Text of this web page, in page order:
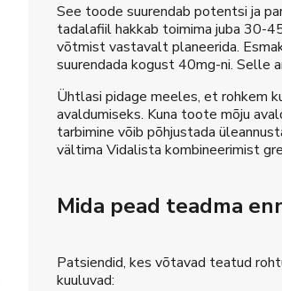
See toode suurendab potentsi ja
tadalafiil hakkab toimima juba 30-
võtmist vastavalt planeerida.
suurendada kogust 40mg-ni. Selle
Ühtlasi pidage meeles, et rohkem
avaldumiseks. Kuna toote mõju
tarbimine võib põhjustada
vältima Vidalista kombineerimist
Mida pead teadma
Patsiendid, kes võtavad teatud
kuuluvad: